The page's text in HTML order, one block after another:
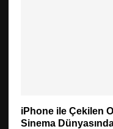
iPhone ile Çekilen
Sinema